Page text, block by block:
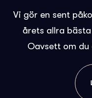
Vi gör en sent
årets allra
Oavsett om